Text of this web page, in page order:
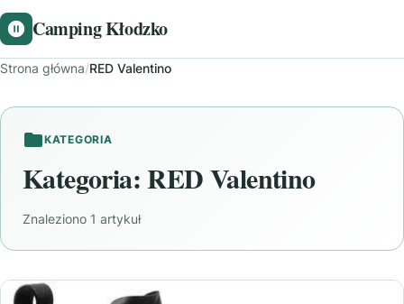
Camping Kłodzko
Strona główna/RED Valentino
KATEGORIA
Kategoria:RED Valentino
Znaleziono 1 artykuł